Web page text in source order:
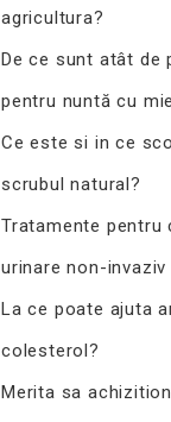
agricultura?
De ce sunt atât de
pentru nuntă cu
Ce este si in ce
scrubul natural?
Tratamente pentru
urinare non-invaziv
La ce poate ajuta
colesterol?
Merita sa